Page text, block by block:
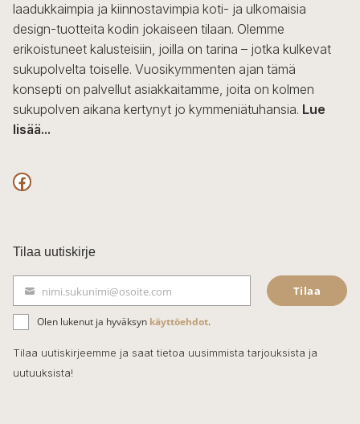
laadukkaimpia ja kiinnostavimpia koti- ja ulkomaisia
design-tuotteita kodin jokaiseen tilaan. Olemme
erikoistuneet kalusteisiin, joilla on tarina – jotka kulkevat
sukupolvelta toiselle. Vuosikymmenten ajan tämä
konsepti on palvellut asiakkaitamme, joita on kolmen
sukupolven aikana kertynyt jo kymmeniätuhansia. Lue
lisää...
F
c
e
b
o
o
k
Tilaa uutiskirje
ä
h
k
nimi.sukunimi@osoite.com Tilaa
Olen lukenut ja hyväksyn käyttöehdot.
Tilaa uutiskirjeemme ja saat tietoa uusimmista tarjouksista ja
uutuuksista!